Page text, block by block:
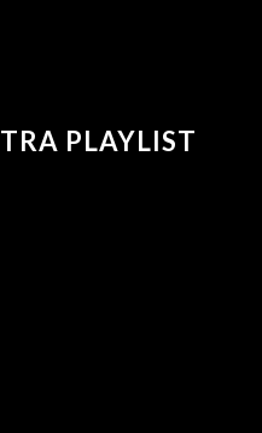
PLAYLIST